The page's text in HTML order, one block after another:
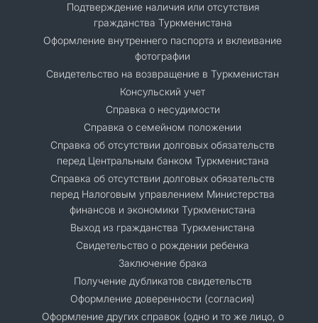
Подтверждение наличия или отсутствия
гражданства Туркменистана
Оформление внутреннего паспорта и вклеивание
фотографии
Свидетельство на возвращение в Туркменистан
Консульский учет
Справка о несудимости
Справка о семейном положении
Cправка об отсутствии долговых обязательств
перед Центральным банком Туркменистана
Справка об отсутствии долговых обязательств
перед Налоговым управлением Министерства
финансов и экономики Туркменистана
Выход из гражданства Туркменистана
Свидетельство о рождении ребенка
Заключение брака
Получение дубликатов свидетельств
Оформление доверенности (согласия)
Оформление других справок (одно и то же лицо, о